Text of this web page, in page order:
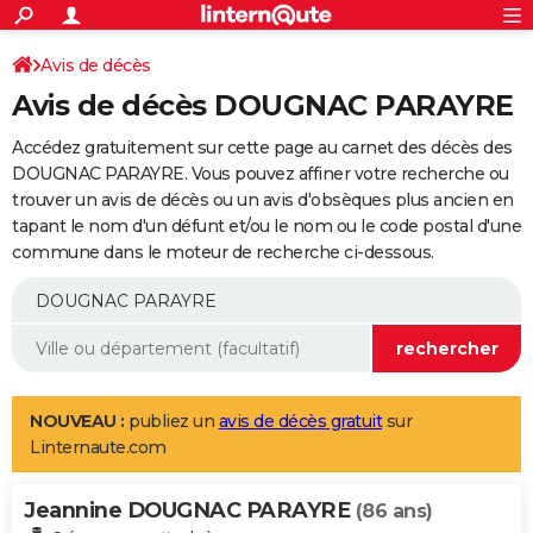
ACTUALITÉS
Politique
Société
Faits Divers
Education
Monde
Villes
+
SPORT
Coupe du monde 2026
Football
Tennis
Cyclisme
Rugby
Forum
Programme TV
TNT
Streaming
Cinéma
Sorties cinéma
Musique
+
FINANCE
Retraite
Epargne
Immobilier
Risques naturels par ville
Assurance
AUTO
Essais
Réserver un essai
Citadines
Berlines
SUV
Forum auto
+
Mobiles
Meilleur smartphone
Internet
Ordinateurs
Jeux vidéo
Guide high-tech
Aménagement intérieur
LIFESTYLE
Art de vivre
Bien-être
Loisirs
Mode
Modes de vie
Alimentation
Guide de la santé
Maladies
Médicaments
Sommeil
VOYAGE
Avis de décès
Avis de décès DOUGNAC PARAYRE
Accédez gratuitement sur cette page au carnet des décès des
DOUGNAC PARAYRE. Vous pouvez affiner votre recherche ou
trouver un avis de décès ou un avis d'obsèques plus ancien en
tapant le nom d'un défunt et/ou le nom ou le code postal d'une
commune dans le moteur de recherche ci-dessous.
NOUVEAU : publiez un avis de décès gratuitsur
Linternaute.com
Jeannine DOUGNAC PARAYRE (86 ans)